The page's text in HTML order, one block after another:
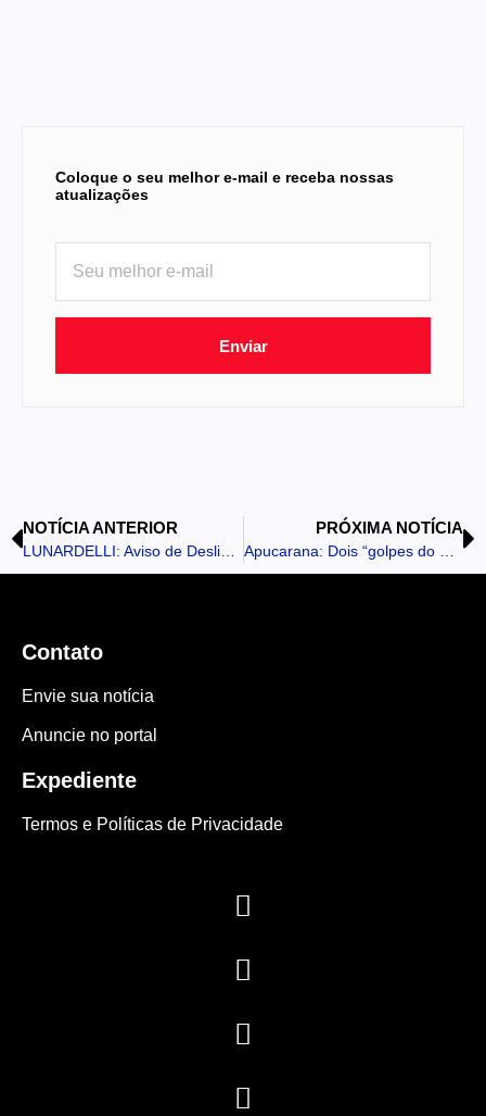
Coloque o seu melhor e-mail e receba nossas
atualizações
Enviar
NOTÍCIA ANTERIOR PRÓXIMA NOTÍCIA
Contato
Envie sua notícia
Anuncie no portal
Expediente
Termos e Políticas de Privacidade